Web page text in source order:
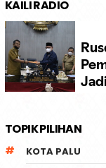
KAILI RADIO
TOPIK PILIHAN
KOTA PALU